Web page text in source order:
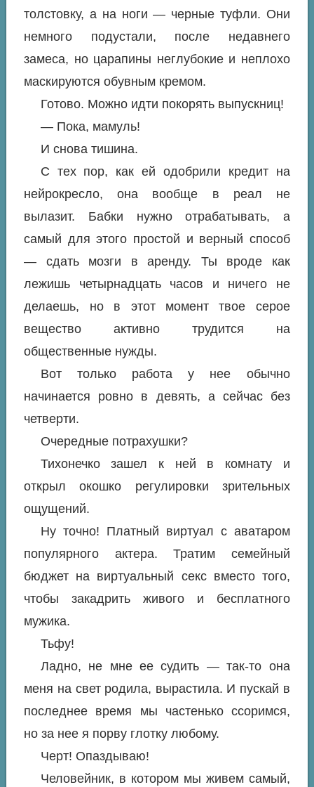
толстовку, а на ноги — черные туфли. Они
немного подустали, после недавнего
замеса, но царапины неглубокие и неплохо
маскируются обувным кремом.
Готово. Можно идти покорять выпускниц!
— Пока, мамуль!
И снова тишина.
С тех пор, как ей одобрили кредит на
нейрокресло, она вообще в реал не
вылазит. Бабки нужно отрабатывать, а
самый для этого простой и верный способ
— сдать мозги в аренду. Ты вроде как
лежишь четырнадцать часов и ничего не
делаешь, но в этот момент твое серое
вещество активно трудится на
общественные нужды.
Вот только работа у нее обычно
начинается ровно в девять, а сейчас без
четверти.
Очередные потрахушки?
Тихонечко зашел к ней в комнату и
открыл окошко регулировки зрительных
ощущений.
Ну точно! Платный виртуал с аватаром
популярного актера. Тратим семейный
бюджет на виртуальный секс вместо того,
чтобы закадрить живого и бесплатного
мужика.
Тьфу!
Ладно, не мне ее судить — так-то она
меня на свет родила, вырастила. И пускай в
последнее время мы частенько ссоримся,
но за нее я порву глотку любому.
Черт! Опаздываю!
Человейник, в котором мы живем самый,